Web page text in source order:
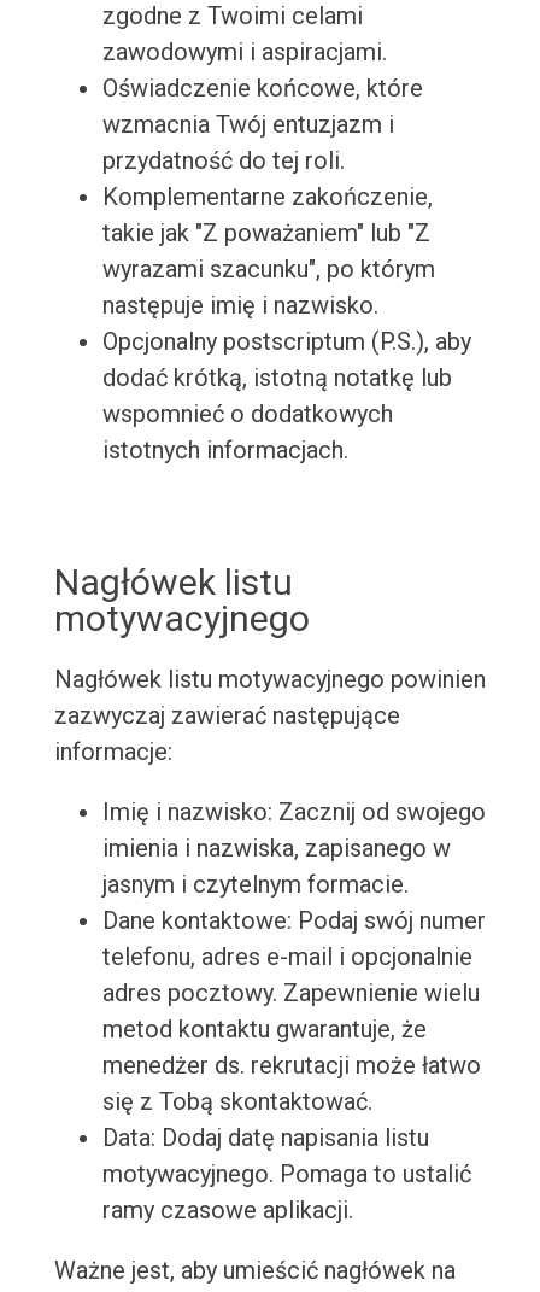
zgodne z Twoimi celami
zawodowymi i aspiracjami.
Oświadczenie końcowe, które
wzmacnia Twój entuzjazm i
przydatność do tej roli.
Komplementarne zakończenie,
takie jak "Z poważaniem" lub "Z
wyrazami szacunku", po którym
następuje imię i nazwisko.
Opcjonalny postscriptum (P.S.), aby
dodać krótką, istotną notatkę lub
wspomnieć o dodatkowych
istotnych informacjach.
Nagłówek listu
motywacyjnego
Nagłówek listu motywacyjnego powinien
zazwyczaj zawierać następujące
informacje:
Imię i nazwisko: Zacznij od swojego
imienia i nazwiska, zapisanego w
jasnym i czytelnym formacie.
Dane kontaktowe: Podaj swój numer
telefonu, adres e-mail i opcjonalnie
adres pocztowy. Zapewnienie wielu
metod kontaktu gwarantuje, że
menedżer ds. rekrutacji może łatwo
się z Tobą skontaktować.
Data: Dodaj datę napisania listu
motywacyjnego. Pomaga to ustalić
ramy czasowe aplikacji.
Ważne jest, aby umieścić nagłówek na